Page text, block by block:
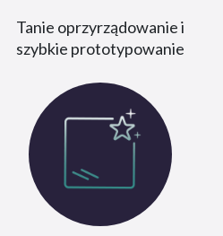
Tanie oprzyrządowanie i
szybkie prototypowanie